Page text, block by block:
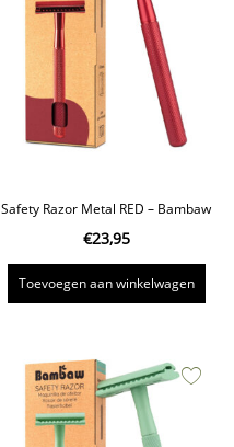
Safety Razor Metal RED – Bambaw
€23,95
Toevoegen aan winkelwagen